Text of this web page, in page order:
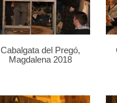
Cabalgata del Pregó,
Magdalena 2018